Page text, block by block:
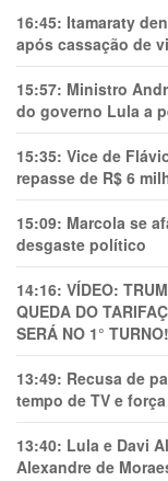
16:45: Itamaraty
após cassação de
15:57: Ministro
do governo Lula a
15:35: Vice de
repasse de R$ 6
15:09: Marcola se
desgaste político
14:16: VÍDEO:
QUEDA DO
SERÁ NO 1°
13:49: Recusa de
tempo de TV e
13:40: Lula e Davi
Alexandre de